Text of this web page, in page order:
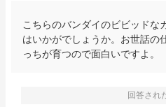
こちらのバンダイのビビッドな
はいかがでしょうか。お世話の
っちが育つので面白いですよ。
回答され